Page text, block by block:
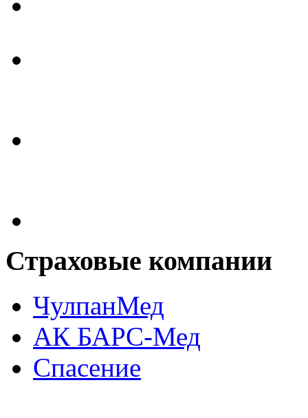
Страховые компании
ЧулпанМед
АК БАРС-Мед
Спасение